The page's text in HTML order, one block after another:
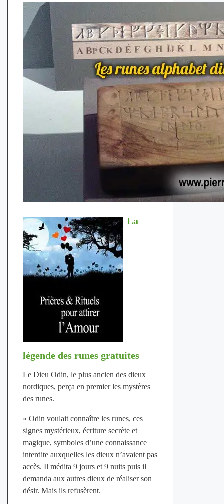
La
légende des runes gratuites
Le Dieu Odin, le plus ancien des dieux
nordiques, perça en premier les mystères
des runes.
« Odin voulait connaître les runes, ces
signes mystérieux, écriture secrète et
magique, symboles d’une connaissance
interdite auxquelles les dieux n’avaient pas
accès. Il médita 9 jours et 9 nuits puis il
demanda aux autres dieux de réaliser son
désir. Mais ils refusèrent.